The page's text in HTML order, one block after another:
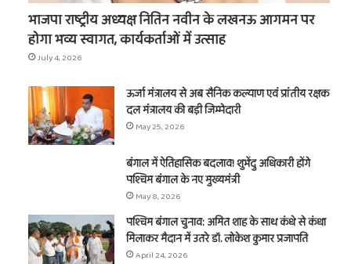
भाजपा राष्ट्रीय अध्यक्ष नितिन नवीन के लखनऊ आगमन पर
होगा भव्य स्वागत, कार्यकर्ताओं में उत्साह
July 4, 2026
ऊर्जा मंत्रालय से अब सैनिक कल्याण एवं प्रांतीय रक्षक
दल मंत्रालय की बड़ी जिम्मेदारी
May 25, 2026
बंगाल में ऐतिहासिक बदलाव! शुभेंदु अधिकारी होंगे
पश्चिम बंगाल के नए मुख्यमंत्री
May 8, 2026
पश्चिम बंगाल चुनाव: अमित शाह के साथ कंधे से कंधा
मिलाकर मैदान में उतरे डॉ. लोकेश कुमार प्रजापति
April 24, 2026